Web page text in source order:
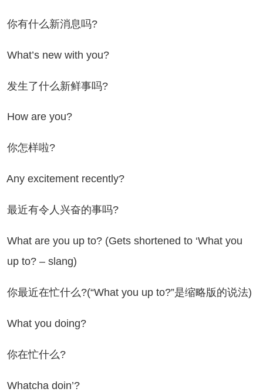
什么新消息吗?
new with you?
了什么新鲜事吗?
are you?
样啦?
excitement recently?
有令人兴奋的事吗?
are you up to? (Gets shortened to ‘What you
up to? – slang)
近在忙什么?(“What you up to?”是缩略版的说法)
you doing?
忙什么?
doin’?